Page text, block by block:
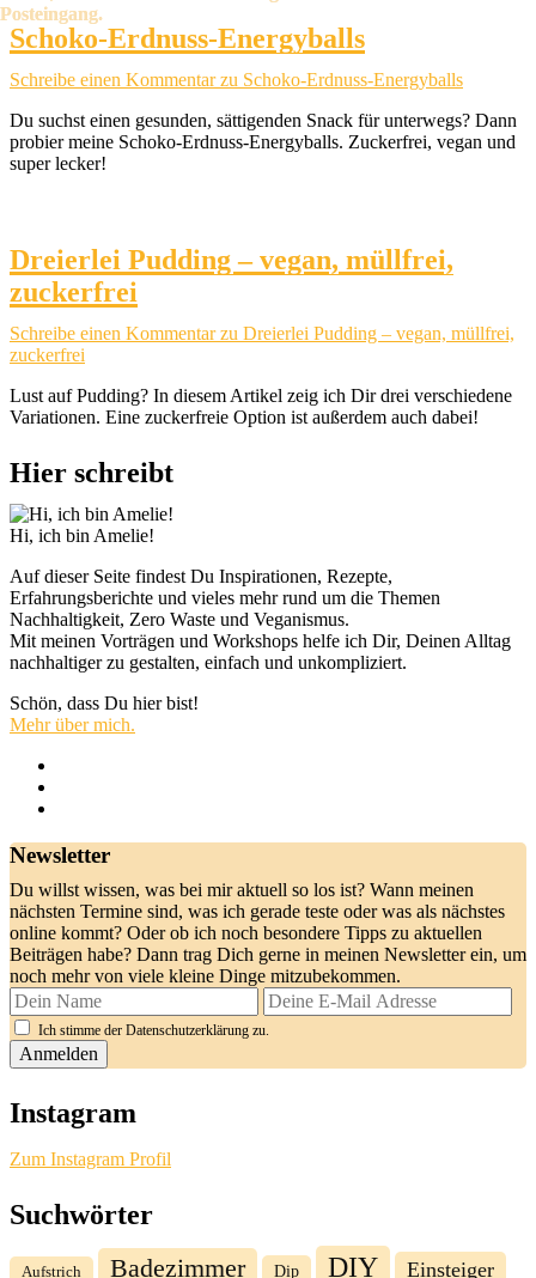
Schoko-Erdnuss-Energyballs
Schreibe einen Kommentarzu Schoko-Erdnuss-Energyballs
Du suchst einen gesunden, sättigenden Snack für unterwegs? Dann
probier meine Schoko-Erdnuss-Energyballs. Zuckerfrei, vegan und
super lecker!
Dreierlei Pudding – vegan, müllfrei,
zuckerfrei
Schreibe einen Kommentarzu Dreierlei Pudding – vegan, müllfrei,
zuckerfrei
Lust auf Pudding? In diesem Artikel zeig ich Dir drei verschiedene
Variationen. Eine zuckerfreie Option ist außerdem auch dabei!
Hier schreibt
Hi, ich bin Amelie!
Auf dieser Seite findest Du Inspirationen, Rezepte,
Erfahrungsberichte und vieles mehr rund um die Themen
Nachhaltigkeit, Zero Waste und Veganismus.
Mit meinen Vorträgen und Workshops helfe ich Dir, Deinen Alltag
nachhaltiger zu gestalten, einfach und unkompliziert.
Schön, dass Du hier bist!
Mehr über mich.
Newsletter
Du willst wissen, was bei mir aktuell so los ist? Wann meinen
nächsten Termine sind, was ich gerade teste oder was als nächstes
online kommt? Oder ob ich noch besondere Tipps zu aktuellen
Beiträgen habe? Dann trag Dich gerne in meinen Newsletter ein, um
noch mehr von viele kleine Dinge mitzubekommen.
Ich stimme der Datenschutzerklärung zu.
Instagram
Zum Instagram Profil
Suchwörter
Aufstrich Badezimmer Dip DIY Einsteiger